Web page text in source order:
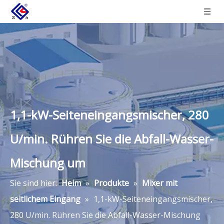
1,1-kW-Seiteneingangsmischer, 280
U/min. Rühren Sie die Abfall-Wasser-
Mischung um
Sie sind hier: Heim » Produkte » Mixer mit
seitlichem Eingang » 1,1-kW-Seiteneingangsmischer,
280 U/min. Rühren Sie die Abfall-Wasser-Mischung